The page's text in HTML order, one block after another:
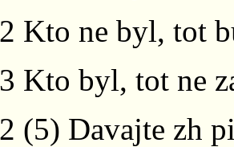
Kto ne byl, tot
Kto byl, tot ne
(5) Davajte zh